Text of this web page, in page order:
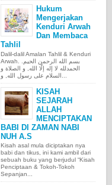
Hukum
Mengerjakan
Kenduri Arwah
Dan Membaca
Tahlil
Dalil-dalil Amalan Tahlil & Kenduri
Arwah. بسم الله الرحمن الحيم.
الحمدلله لا إله إلّا الله, و الصلاة و
KISAH
SEJARAH
ALLAH
MENCIPTAKAN
BABI DI ZAMAN NABI
NUH A.S
Kisah asal mula diciptakan nya
babi dan tikus, ini kami ambil dari
sebuah buku yang berjudul “Kisah
Penciptaan & Tokoh-Tokoh
Sepanjan...